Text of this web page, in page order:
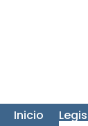
Inicio